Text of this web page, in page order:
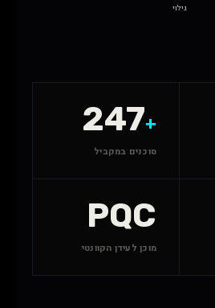
גילוי
247+
סוכנים במקביל
PQC
מוכן לעידן הקוונטי